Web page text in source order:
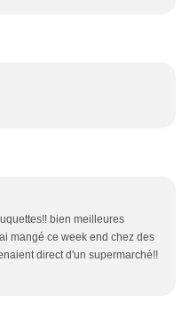
bien meilleures
mangé ce week end chez des
direct d'un supermarché!!